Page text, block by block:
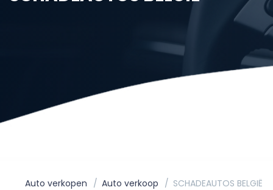
Auto verkopen Auto verkoop SCHADEAUTOS BELGIË